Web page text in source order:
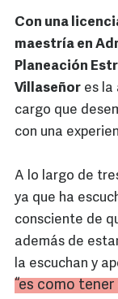
Con una
maestría en
Planeación
Villaseñor es la
cargo que
con una
A lo largo de
ya que ha
consciente de
además de
la escuchan y
“es como